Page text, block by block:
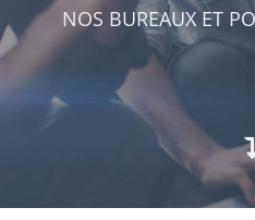
NOS BUREAUX ET